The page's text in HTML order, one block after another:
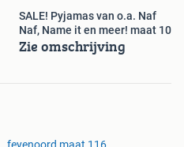
SALE! Pyjamas van o.a. Naf
Naf, Name it en meer! maat 104
Zie omschrijving